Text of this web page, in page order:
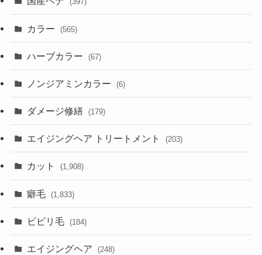
カラー (565)
ハーブカラー (67)
ノンジアミンカラー (6)
ダメージ修繕 (179)
エイジングヘア トリートメント (203)
カット (1,908)
癖毛 (1,833)
ビビリ毛 (184)
エイジングヘア (248)